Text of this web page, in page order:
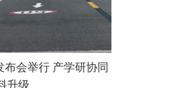
布会举行 产学研协同
升级